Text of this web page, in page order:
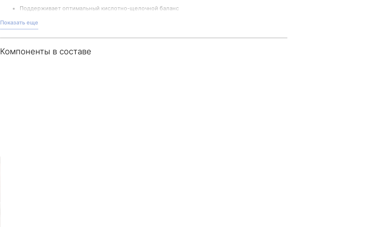
Поддерживает оптимальный кислотно-щелочной баланс
Способствует уменьшению чувствительности и снижению отёчности
Не вызывает раздражения при регулярном использовании
распределите по лицу массажными движениями, затем смойте тёплой водой. Такой ритуал позволит
подготовить кожу к дальнейшему уходу.
Показать еще
Компоненты в составе